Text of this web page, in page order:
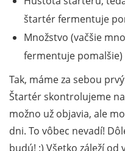
štartér fermentuje
Množstvo (vačšie
fermentuje pomalšie)
Tak, máme za sebou
Štartér skontrolujeme
možno už objavia, ale
dni. To vôbec nevadí!
budú! :) Všetko záleží